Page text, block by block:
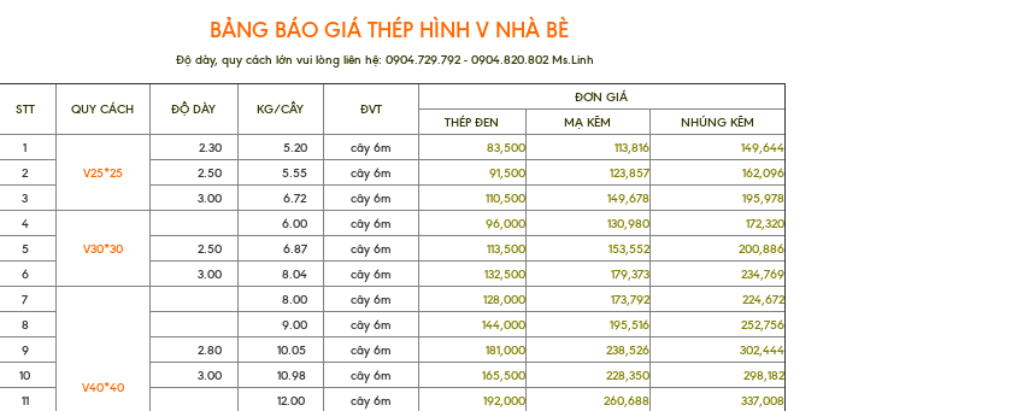
BẢNG BÁO GIÁ THÉP HÌNH V NHÀ BÈ
Độ dày, quy cách lớn vui lòng liên hệ: 0904.729.792 - 0904.820.802 Ms.Linh
STT QUY CÁCH ĐỘ DÀY KG/CÂY ĐVT
ĐƠN GIÁ
THÉP ĐEN
MẠ KẼM
NHÚNG KẼM
1
V25*25
2.30 5.20 cây 6m 83,500 113,816
149,644
2
2.50 5.55 cây 6m 91,500 123,857
162,096
3
3.00 6.72 cây 6m 110,500 149,678
195,978
4
V30*30
6.00 cây 6m 96,000 130,980
172,320
5
2.50 6.87 cây 6m 113,500 153,552
200,886
6
3.00 8.04 cây 6m 132,500 179,373
234,769
7
V40*40
8.00 cây 6m 128,000 173,792
224,672
8
9.00 cây 6m 144,000 195,516
252,756
9
2.80 10.05 cây 6m 181,000 238,526
302,444
10
3.00 10.98 cây 6m 165,500 228,350
298,182
11
12.00 cây 6m 192,000 260,688
337,008